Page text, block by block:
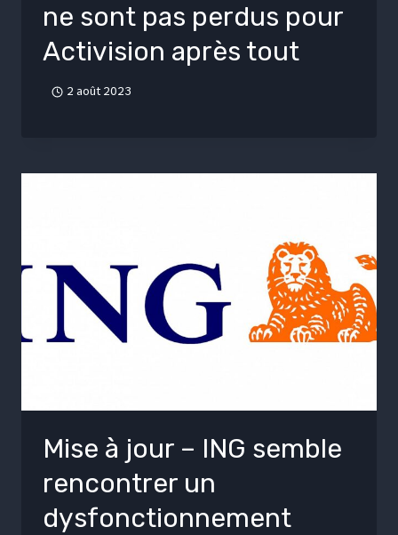
ne sont pas perdus pour
Activision après tout
2 août 2023
Mise à jour – ING semble
rencontrer un
dysfonctionnement